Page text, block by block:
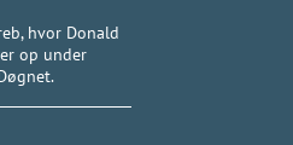
hvor Donald
op under